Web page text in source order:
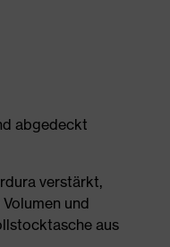
abgedeckt
verstärkt,
und
aus